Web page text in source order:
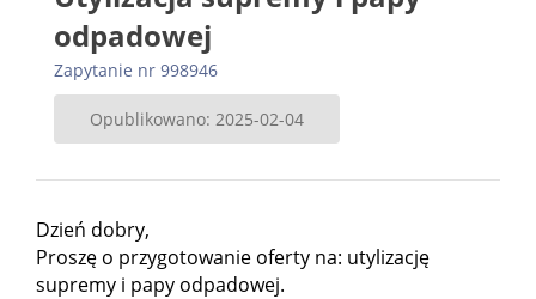
odpadowej
Zapytanie nr 998946
Opublikowano: 2025-02-04
Dzień dobry,
Proszę o przygotowanie oferty na: utylizację
supremy i papy odpadowej.